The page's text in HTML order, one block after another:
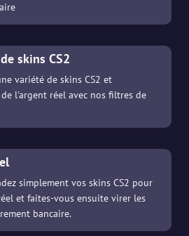
skins CS2
variété de skins CS2 et
l'argent réel avec nos filtres de
simplement vos skins CS2 pour
et faites-vous ensuite virer les
bancaire.